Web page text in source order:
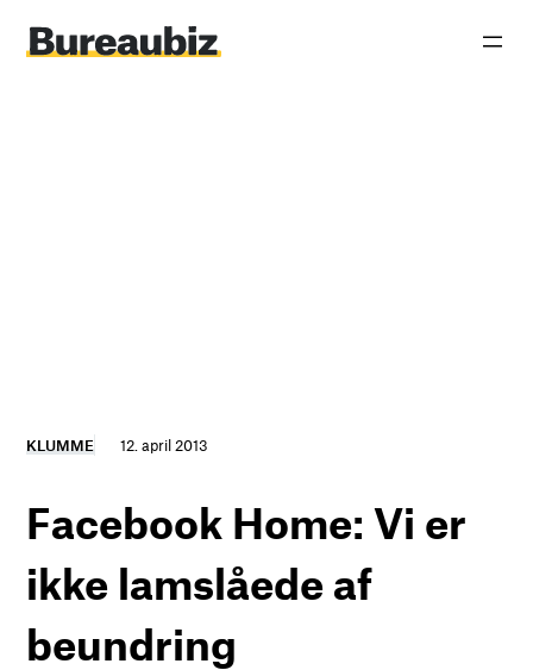
indhold
KLUMME 12. april 2013
Facebook Home: Vi er
ikke lamslåede af
beundring